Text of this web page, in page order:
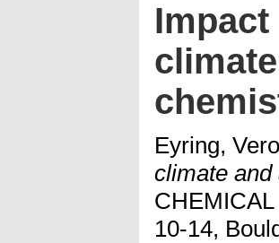
Eyring,
climate
10-14,